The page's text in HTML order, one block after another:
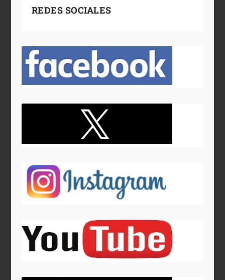
REDES SOCIALES